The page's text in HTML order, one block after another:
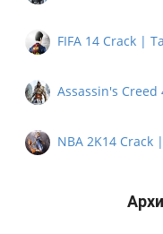
FIFA 14 Crack |
Assassin's Creed
NBA 2K14 Crack